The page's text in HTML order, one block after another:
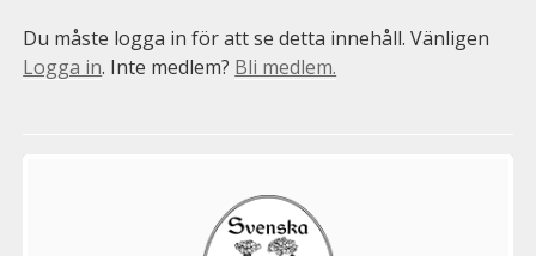
Du måste logga in för att se detta innehåll. Vänligen
Logga in. Inte medlem? Bli medlem.